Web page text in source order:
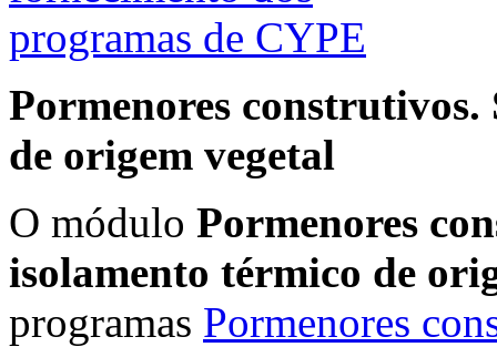
Pormenores construtivos.
de origem vegetal
O módulo Pormenores
isolamento térmico de
programas Pormenores